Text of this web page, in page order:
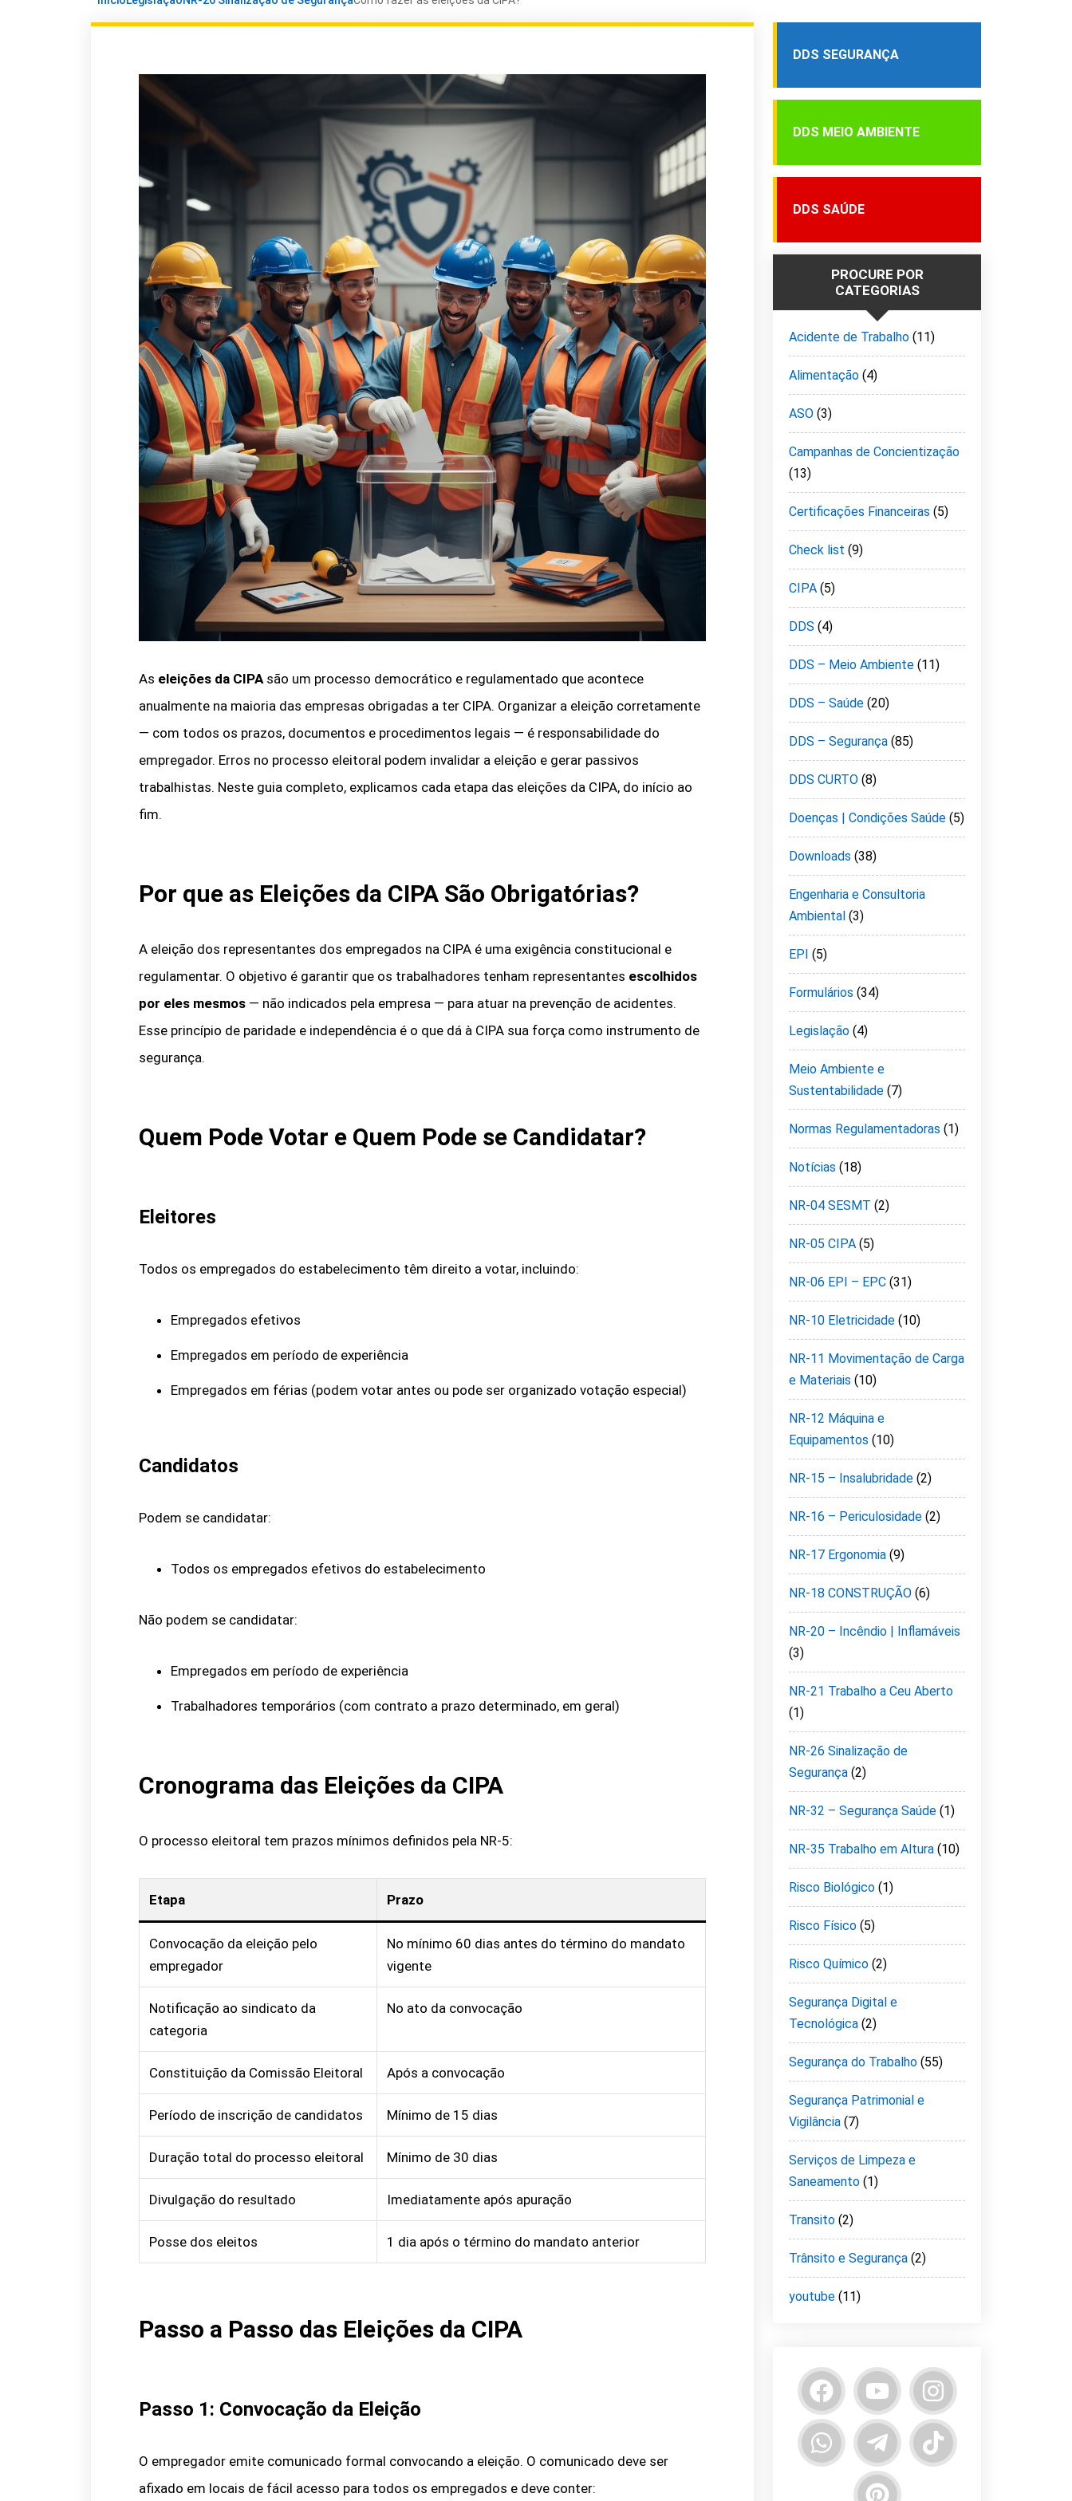
As eleições da CIPAsão um processo democrático e regulamentado que acontece
anualmente na maioria das empresas obrigadas a ter CIPA. Organizar a eleição corretamente
— com todos os prazos, documentos e procedimentos legais — é responsabilidade do
empregador. Erros no processo eleitoral podem invalidar a eleição e gerar passivos
trabalhistas. Neste guia completo, explicamos cada etapa das eleições da CIPA, do início ao
fim.
Por que as Eleições da CIPA São Obrigatórias?
A eleição dos representantes dos empregados na CIPA é uma exigência constitucional e
regulamentar. O objetivo é garantir que os trabalhadores tenham representantes escolhidos
por eles mesmos — não indicados pela empresa — para atuar na prevenção de acidentes.
Esse princípio de paridade e independência é o que dá à CIPA sua força como instrumento de
segurança.
Quem Pode Votar e Quem Pode se Candidatar?
Eleitores
Todos os empregados do estabelecimento têm direito a votar, incluindo:
Empregados efetivos
Empregados em período de experiência
Empregados em férias (podem votar antes ou pode ser organizado votação especial)
Candidatos
Podem se candidatar:
Todos os empregados efetivos do estabelecimento
Não podem se candidatar:
Empregados em período de experiência
Trabalhadores temporários (com contrato a prazo determinado, em geral)
Cronograma das Eleições da CIPA
O processo eleitoral tem prazos mínimos definidos pela NR-5:
Etapa Prazo
Convocação da eleição pelo
empregador
No mínimo 60 dias antes do término do mandato
vigente
Notificação ao sindicato da
categoria
No ato da convocação
Constituição da Comissão Eleitoral Após a convocação
Período de inscrição de candidatos Mínimo de 15 dias
Duração total do processo eleitoral Mínimo de 30 dias
Divulgação do resultado Imediatamente após apuração
Posse dos eleitos 1 dia após o término do mandato anterior
Passo a Passo das Eleições da CIPA
Passo 1: Convocação da Eleição
O empregador emite comunicado formal convocando a eleição. O comunicado deve ser
afixado em locais de fácil acesso para todos os empregados e deve conter:
DDS SEGURANÇA
DDS MEIO AMBIENTE
DDS SAÚDE
PROCURE POR
CATEGORIAS
Acidente de Trabalho (11)
Alimentação (4)
ASO (3)
Campanhas de Concientização
(13)
Certificações Financeiras (5)
Check list (9)
CIPA (5)
DDS (4)
DDS – Meio Ambiente (11)
DDS – Saúde (20)
DDS – Segurança (85)
DDS CURTO (8)
Doenças | Condições Saúde (5)
Downloads (38)
Engenharia e Consultoria
Ambiental (3)
EPI (5)
Formulários (34)
Legislação (4)
Meio Ambiente e
Sustentabilidade (7)
Normas Regulamentadoras (1)
Notícias (18)
NR-04 SESMT (2)
NR-05 CIPA (5)
NR-06 EPI – EPC (31)
NR-10 Eletricidade (10)
NR-11 Movimentação de Carga
e Materiais (10)
NR-12 Máquina e
Equipamentos (10)
NR-15 – Insalubridade (2)
NR-16 – Periculosidade (2)
NR-17 Ergonomia (9)
NR-18 CONSTRUÇÃO (6)
NR-20 – Incêndio | Inflamáveis
(3)
NR-21 Trabalho a Ceu Aberto
(1)
NR-26 Sinalização de
Segurança (2)
NR-32 – Segurança Saúde (1)
NR-35 Trabalho em Altura (10)
Risco Biológico (1)
Risco Físico (5)
Risco Químico (2)
Segurança Digital e
Tecnológica (2)
Segurança do Trabalho (55)
Segurança Patrimonial e
Vigilância (7)
Serviços de Limpeza e
Saneamento (1)
Transito (2)
Trânsito e Segurança (2)
youtube (11)